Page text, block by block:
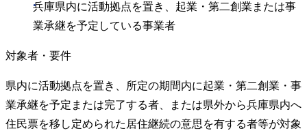
兵庫県内に活動拠点を置き、起業・第二創業または事
業承継を予定している事業者
対象者・要件
県内に活動拠点を置き、所定の期間内に起業・第二創業・事
業承継を予定または完了する者、または県外から兵庫県内へ
住民票を移し定められた居住継続の意思を有する者等が対象